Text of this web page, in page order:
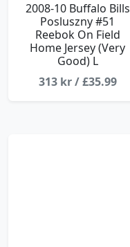
2008-10 Buffalo Bills
Posluszny #51
Reebok On Field
Home Jersey (Very
Good) L
313 kr / £35.99